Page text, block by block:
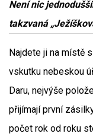
Není nic
takzvaná
Najdete ji na místě
vskutku nebeskou
Daru, nejvýše
přijímají první
počet rok od roku